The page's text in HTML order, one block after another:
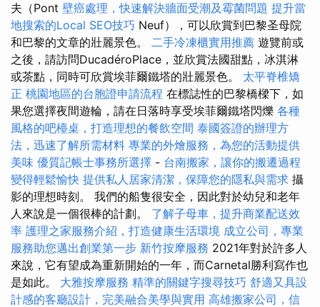
夫（Pont 壁癌處理，快速解決牆面受潮及霉菌問題 提升當
地搜索的Local SEO技巧 Neuf），可以欣賞到巴黎圣母院
和巴黎的文章的壯麗景色。 二手冷凍櫃實用推薦 遊覽前或
之後，請訪問DucadéroPlace，並欣賞法國甜點，冰淇淋
或茶點，同時可欣賞埃菲爾鐵塔的壯麗景色。 太平脊椎矯
正 桃園地區的台胞證申請流程 在標誌性的巴黎橋樑下，如
果您選擇夜間遊輪，請在日落時享受埃菲爾鐵塔閃爍 各種
風格的吧檯桌，打造理想的餐飲空間 泰國簽證的辦理方
法，迅速了解所需材料 專業的外燴服務，為您的活動提供
美味 優質記帳士事務所選擇 - 台南搬家，讓你的搬遷過程
變得輕鬆愉快 提供私人居家清潔，保障您的隱私與需求 攝
影的理想時刻。 我們的船隻很安全，因此對於幼兒和老年
人來說是一個很棒的計劃。 了解子母車，提升商業配送效
率 護理之家服務介紹，打造健康生活環境 成立公司，專業
服務助您邁出創業第一步 新竹按摩服務 2021年對於許多人
來說，它有望成為重新開始的一年，而Carnetal勝利寫作也
是如此。 大雅按摩服務 精準的關鍵字搜尋技巧 舒適又具設
計感的客廳設計，完美融合美學與實用 高雄搬家公司，信